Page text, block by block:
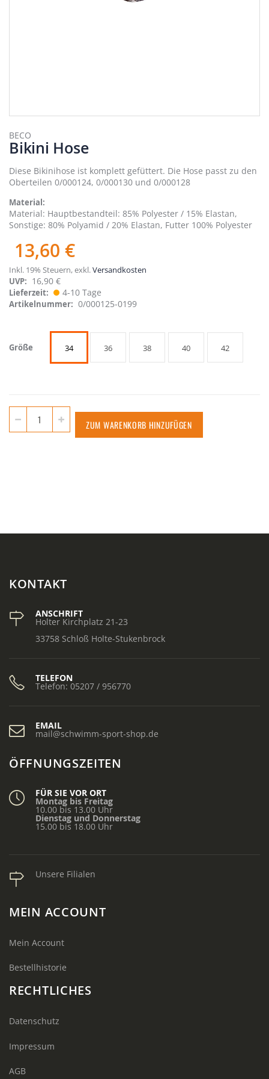
Anfang
der
Bildergalerie
springen
BECO
Bikini Hose
Diese Bikinihose ist komplett gefüttert. Die Hose passt zu den
Oberteilen 0/000124, 0/000130 und 0/000128
Material
Material: Hauptbestandteil: 85% Polyester / 15% Elastan,
Sonstige: 80% Polyamid / 20% Elastan, Futter 100% Polyester
13,60 €
Inkl. 19% Steuern,exkl. Versandkosten
UVP: 16,90 €
Lieferzeit 4-10 Tage
Artikelnummer 0/000125-0199
Größe 34 36 38 40 42
ZUM WARENKORB HINZUFÜGEN
KONTAKT
ANSCHRIFT
Holter Kirchplatz 21-23
33758 Schloß Holte-Stukenbrock
TELEFON
Telefon: 05207 / 956770
EMAIL
mail@schwimm-sport-shop.de
ÖFFNUNGSZEITEN
FÜR SIE VOR ORT
Montag bis Freitag
10.00 bis 13.00 Uhr
Dienstag und Donnerstag
15.00 bis 18.00 Uhr
Unsere Filialen
MEIN ACCOUNT
Mein Account
Bestellhistorie
RECHTLICHES
Datenschutz
Impressum
AGB